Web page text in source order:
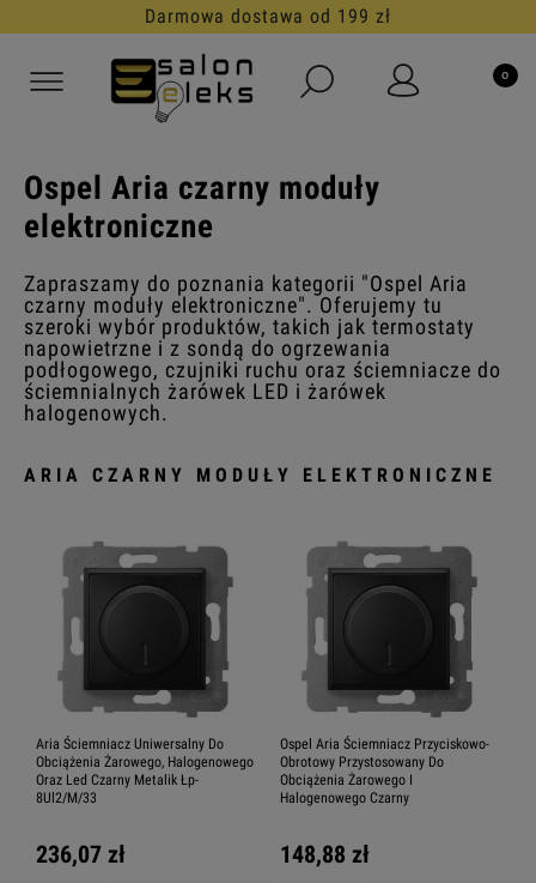
Darmowa dostawa od 199 zł
Ospel Aria czarny moduły
elektroniczne
Zapraszamy do poznania kategorii "Ospel Aria
czarny moduły elektroniczne". Oferujemy tu
szeroki wybór produktów, takich jak termostaty
napowietrzne i z sondą do ogrzewania
podłogowego, czujniki ruchu oraz ściemniacze do
ściemnialnych żarówek LED i żarówek
halogenowych.
ARIA CZARNY MODUŁY ELEKTRONICZNE
Aria Ściemniacz Uniwersalny Do
Obciążenia Żarowego, Halogenowego
Oraz Led Czarny Metalik Łp-
8Ul2/M/33
236,07 zł
Ospel Aria Ściemniacz Przyciskowo-
Obrotowy Przystosowany Do
Obciążenia Żarowego I
Halogenowego Czarny
148,88 zł